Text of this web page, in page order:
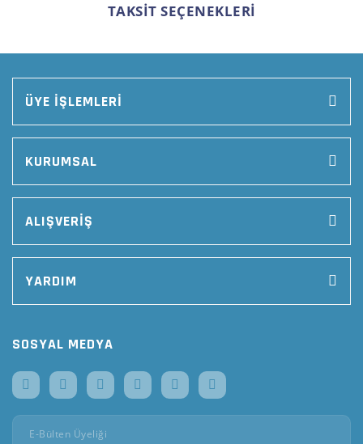
TAKSİT SEÇENEKLERİ
ÜYE İŞLEMLERİ
KURUMSAL
ALIŞVERİŞ
YARDIM
SOSYAL MEDYA